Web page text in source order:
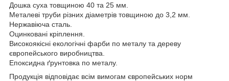
Дошка суха товщиною 40 та 25 мм.
Металеві труби різних діаметрів товщиною до 3,2 мм.
Нержавіюча сталь.
Оцинковані кріплення.
Високоякісні екологічні фарби по металу та дереву
європейського виробництва.
Епоксидна ґрунтовка по металу.
Продукція відповідає всім вимогам європейських норм